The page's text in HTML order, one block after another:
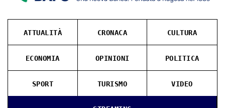
ATTUALITÀ CRONACA CULTURA
ECONOMIA OPINIONI POLITICA
SPORT TURISMO VIDEO